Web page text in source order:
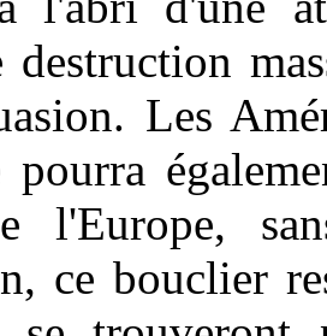
destruction
Les
pourra
l'Europe,
ce bouclier